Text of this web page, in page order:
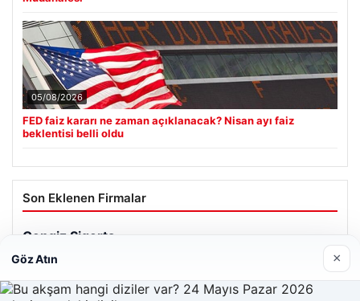
05/08/2026
FED faiz kararı ne zaman açıklanacak? Nisan ayı faiz
beklentisi belli oldu
Son Eklenen Firmalar
Cengiz Sigorta
23/06/2026
Göz Atın ×